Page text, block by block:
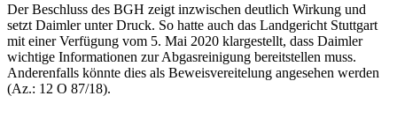
Der Beschluss des BGH zeigt inzwischen deutlich Wirkung und
setzt Daimler unter Druck. So hatte auch das Landgericht Stuttgart
mit einer Verfügung vom 5. Mai 2020 klargestellt, dass Daimler
wichtige Informationen zur Abgasreinigung bereitstellen muss.
Anderenfalls könnte dies als Beweisvereitelung angesehen werden
(Az.: 12 O 87/18).